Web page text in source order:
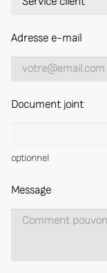
Adresse e-mail
Document joint
optionnel
Message